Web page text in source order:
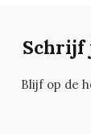
Schrijf
Blijf op de